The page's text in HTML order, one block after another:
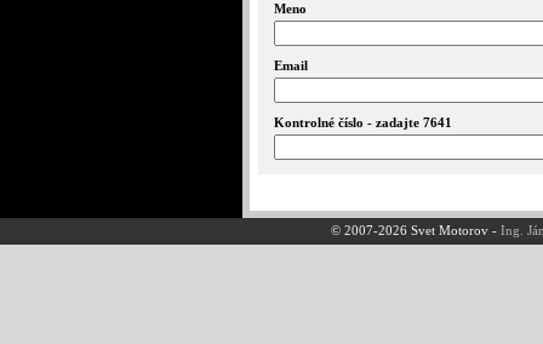
Meno
Email
Kontrolné číslo - zadajte 7641
© 2007-2026 Svet Motorov -Ing.